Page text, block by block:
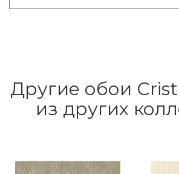
Другие обои
из других